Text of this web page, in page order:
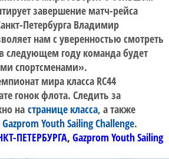
завершение матч-рейса
Петербурга Владимир
нам с уверенностью смотреть
следующем году команда будет
спортсменами».
мира класса RC44
гонок флота. Следить за
на странице класса, а также
Youth Sailing Challenge.
ПЕТЕРБУРГА, Gazprom Youth Sailing